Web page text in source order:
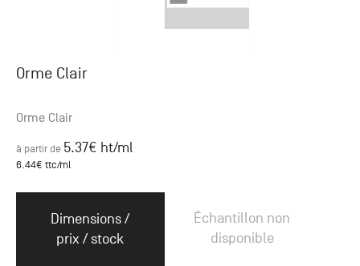
Orme Clair
Orme Clair
à partir de 5.37€ ht/ml
6.44€ ttc/ml
Dimensions /
prix / stock
Échantillon non
disponible